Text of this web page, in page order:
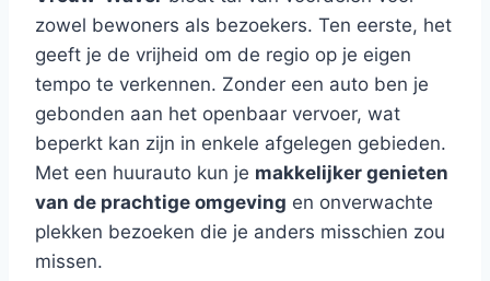
zowel bewoners als bezoekers. Ten eerste, het
geeft je de vrijheid om de regio op je eigen
tempo te verkennen. Zonder een auto ben je
gebonden aan het openbaar vervoer, wat
beperkt kan zijn in enkele afgelegen gebieden.
Met een huurauto kun je makkelijker genieten
van de prachtige omgeving en onverwachte
plekken bezoeken die je anders misschien zou
missen.